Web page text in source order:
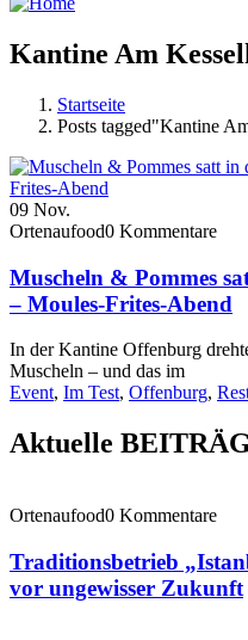
Kantine Am
Startseite
Posts tagged"Kantine
09 Nov.
Ortenaufood0 Kommentare
Muscheln & Pommes
– Moules-Frites-Abend
In der Kantine Offenburg
Muscheln – und das im
Event, Im Test, Offenburg,
Aktuelle
Ortenaufood0 Kommentare
Traditionsbetrieb
vor ungewisser Zukunft